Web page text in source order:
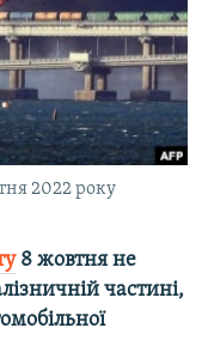
2022 року
8 жовтня не
частині,